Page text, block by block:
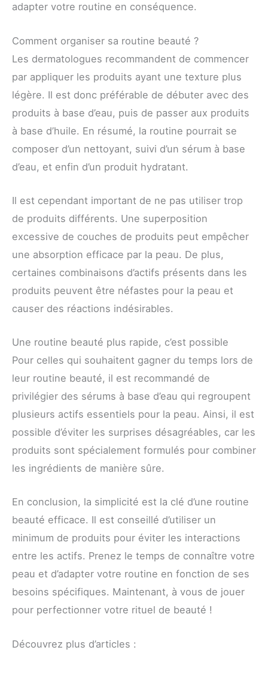
adapter votre routine en conséquence.
Comment organiser sa routine beauté ?
Les dermatologues recommandent de commencer
par appliquer les produits ayant une texture plus
légère. Il est donc préférable de débuter avec des
produits à base d’eau, puis de passer aux produits
à base d’huile. En résumé, la routine pourrait se
composer d’un nettoyant, suivi d’un sérum à base
d’eau, et enfin d’un produit hydratant.
Il est cependant important de ne pas utiliser trop
de produits différents. Une superposition
excessive de couches de produits peut empêcher
une absorption efficace par la peau. De plus,
certaines combinaisons d’actifs présents dans les
produits peuvent être néfastes pour la peau et
causer des réactions indésirables.
Une routine beauté plus rapide, c’est possible
Pour celles qui souhaitent gagner du temps lors de
leur routine beauté, il est recommandé de
privilégier des sérums à base d’eau qui regroupent
plusieurs actifs essentiels pour la peau. Ainsi, il est
possible d’éviter les surprises désagréables, car les
produits sont spécialement formulés pour combiner
les ingrédients de manière sûre.
En conclusion, la simplicité est la clé d’une routine
beauté efficace. Il est conseillé d’utiliser un
minimum de produits pour éviter les interactions
entre les actifs. Prenez le temps de connaître votre
peau et d’adapter votre routine en fonction de ses
besoins spécifiques. Maintenant, à vous de jouer
pour perfectionner votre rituel de beauté !
Découvrez plus d’articles :